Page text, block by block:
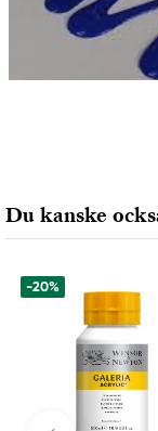
Golden
Golden Artist
188 Bell Road
Du kanske
-20%